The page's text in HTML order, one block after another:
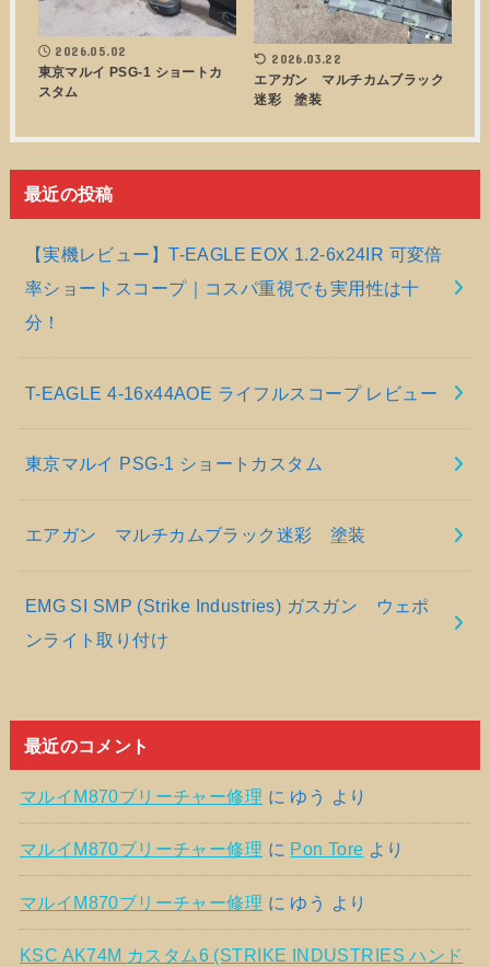
2026.05.02
東京マルイ PSG-1 ショートカ
スタム
2026.03.22
エアガン マルチカムブラック
迷彩 塗装
最近の投稿
【実機レビュー】T-EAGLE EOX 1.2-6x24IR 可変倍
率ショートスコープ｜コスパ重視でも実用性は十
分！
T-EAGLE 4-16x44AOE ライフルスコープ レビュー
東京マルイ PSG-1 ショートカスタム
エアガン マルチカムブラック迷彩 塗装
EMG SI SMP (Strike Industries) ガスガン ウェポ
ンライト取り付け
最近のコメント
マルイM870ブリーチャー修理 に ゆう より
マルイM870ブリーチャー修理 に Pon Tore より
マルイM870ブリーチャー修理 に ゆう より
KSC AK74M カスタム6 (STRIKE INDUSTRIES ハンド